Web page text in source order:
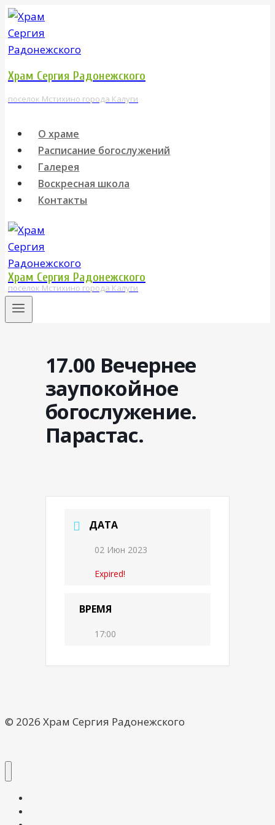
Перейти
к
содержимому
Храм Сергия Радонежского
поселок Мстихино города Калуги
О храме
Расписание богослужений
Галерея
Воскресная школа
Контакты
Храм Сергия Радонежского
поселок Мстихино города Калуги
17.00 Вечернее
заупокойное
богослужение.
Парастас.
ДАТА
02 Июн 2023
Expired!
ВРЕМЯ
17:00
© 2026 Храм Сергия Радонежского